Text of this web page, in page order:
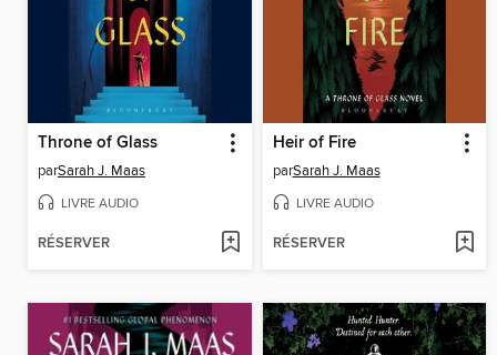
Throne of Glass
parSarah J. Maas
LIVRE AUDIO
RÉSERVER
Heir of Fire
parSarah J. Maas
LIVRE AUDIO
RÉSERVER